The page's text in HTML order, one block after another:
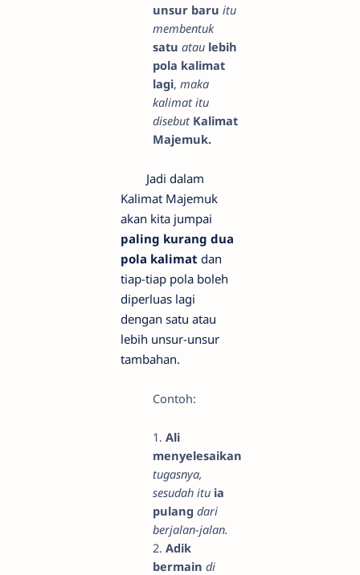
unsur baru itu
membentuk
satu atau lebih
pola kalimat
lagi, maka
kalimat itu
disebut Kalimat
Majemuk.
Jadi dalam
Kalimat Majemuk
akan kita jumpai
paling kurang dua
pola kalimat dan
tiap-tiap pola boleh
diperluas lagi
dengan satu atau
lebih unsur-unsur
tambahan.
Contoh:
1. Ali
menyelesaikan
tugasnya,
sesudah itu ia
pulang dari
berjalan-jalan.
2. Adik
bermain di